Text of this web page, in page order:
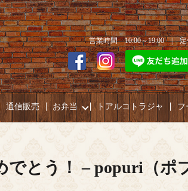
営業時間 10:00～19:00 |
通信販売 お弁当 トアルコトラジャ フ
とう！ – popuri（ポ